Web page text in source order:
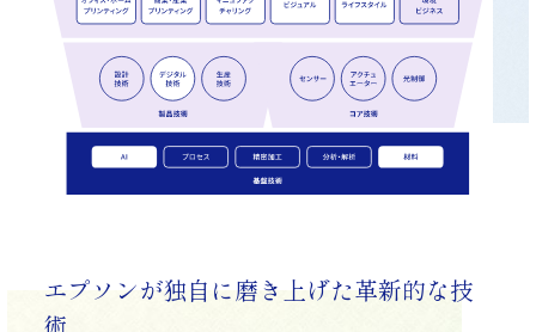
エプソンが独自に磨き上げた革新的な技